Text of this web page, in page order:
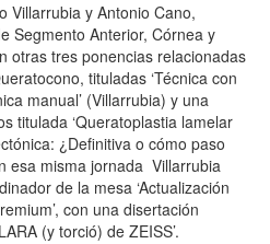
Villarrubia y Antonio Cano,
Segmento Anterior, Córnea y
otras tres ponencias relacionadas
tituladas ‘Técnica con
manual’ (Villarrubia) y una
titulada ‘Queratoplastia lamelar
¿Definitiva o cómo paso
esa misma jornada Villarrubia
de la mesa ‘Actualización
con una disertación
(y torció) de ZEISS’.